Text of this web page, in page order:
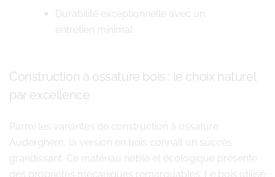
Durabilité exceptionnelle avec un
entretien minimal
Construction à ossature bois : le choix naturel
par excellence
Parmi les variantes de construction à ossature
Auderghem, la version en bois connaît un succès
grandissant. Ce matériau noble et écologique présente
des propriétés mécaniques remarquables. Le bois utilisé